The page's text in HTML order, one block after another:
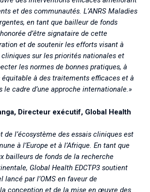
et des communautés. L’ANRS Maladies
en tant que bailleur de fonds
d’être signataire de cette
et de soutenir les efforts visant à
sur les priorités nationales et
les normes de bonnes pratiques, à
à des traitements efficaces et à
le cadre d’une approche internationale.»
Directeur exécutif, Global Health
de l’écosystème des essais cliniques est
à l’Europe et à l’Afrique. En tant que
bailleurs de fonds de la recherche
Global Health EDCTP3 soutient
lancé par l’OMS en faveur de
conception et de la mise en œuvre des